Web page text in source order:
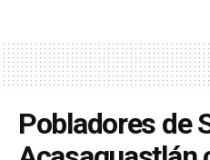
Pobladores de